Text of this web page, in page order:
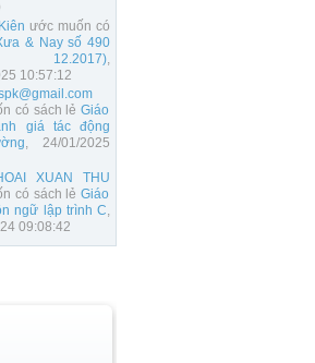
ước muốn có
& Nay số 490
12.2017),
10:57:12
có sách lẻGiáo
giá tác động
, 24/01/2025
XUAN THU
có sách lẻGiáo
ngữ lập trình C,
09:08:42